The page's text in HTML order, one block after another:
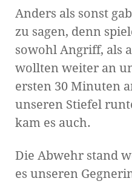
Anders als sonst
zu sagen, denn
sowohl Angriff, als
wollten weiter an
ersten 30 Minuten
unseren Stiefel
kam es auch.
Die Abwehr stand
es unseren